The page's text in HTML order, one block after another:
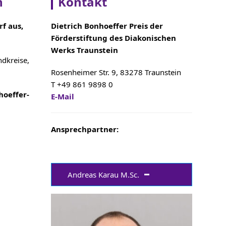
aus,
Dietrich Bonhoeffer Preis der
Förderstiftung des Diakonischen
Werks Traunstein
Rosenheimer Str. 9, 83278 Traunstein
T +49 861 9898 0
E-Mail
Ansprechpartner:
Andreas Karau M.Sc.